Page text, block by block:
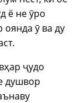
ё не ӯро
оянда ӯ ва ду
ҷудо
душвор